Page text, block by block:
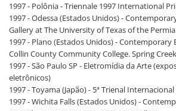
1997 - Polônia - Triennale 1997 International
1997 - Odessa (Estados Unidos) -
Gallery at The University of Texas of the
1997 - Plano (Estados Unidos) - Contemporary
Collin County Community College. Spring
1997 - São Paulo SP - Eletromídia da Arte
eletrônicos)
1997 - Toyama (Japão) - 5ª Trienal
1997 - Wichita Falls (Estados Unidos) -